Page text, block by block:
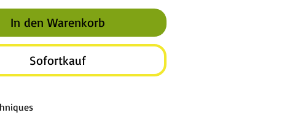
In den Warenkorb
Sofortkauf